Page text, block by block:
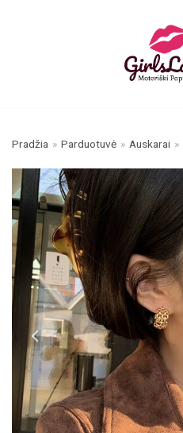
Pradžia » Parduotuvė » Auskarai »